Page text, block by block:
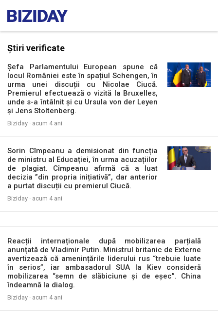
Știri verificate
Șefa Parlamentului European spune că
locul României este în spațiul Schengen, în
urma unei discuții cu Nicolae Ciucă.
Premierul efectuează o vizită la Bruxelles,
unde s-a întâlnit și cu Ursula von der Leyen
și Jens Stoltenberg.
Biziday · acum 4 ani
Sorin Cîmpeanu a demisionat din funcția
de ministru al Educației, în urma acuzațiilor
de plagiat. Cîmpeanu afirmă că a luat
decizia ”din propria inițiativă”, dar anterior
a purtat discuții cu premierul Ciucă.
Biziday · acum 4 ani
Reacții internaționale după mobilizarea parțială
anunțată de Vladimir Putin. Ministrul britanic de Externe
avertizează că amenințările liderului rus “trebuie luate
în serios”, iar ambasadorul SUA la Kiev consideră
mobilizarea “semn de slăbiciune și de eșec”. China
îndeamnă la dialog.
Biziday · acum 4 ani